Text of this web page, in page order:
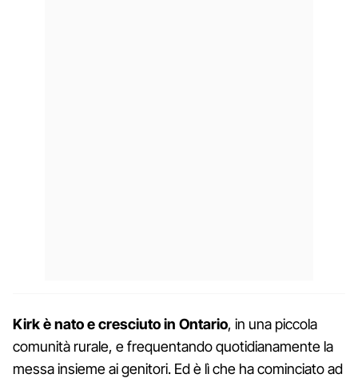
Kirk è nato e cresciuto in Ontario, in una piccola
comunità rurale, e frequentando quotidianamente la
messa insieme ai genitori. Ed è lì che ha cominciato ad